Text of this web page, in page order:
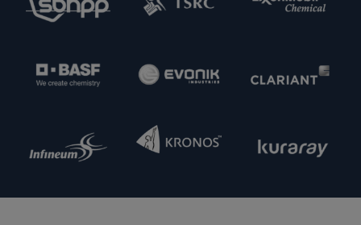
kennenzulernen. Nehmen Sie gern Kontakt zu uns